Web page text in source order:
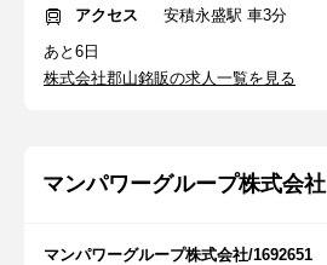
アクセス
安積永盛駅 車3分
あと6日
株式会社郡山銘販の求人一覧を見る
マンパワーグループ株式会社
マンパワーグループ株式会社/1692651